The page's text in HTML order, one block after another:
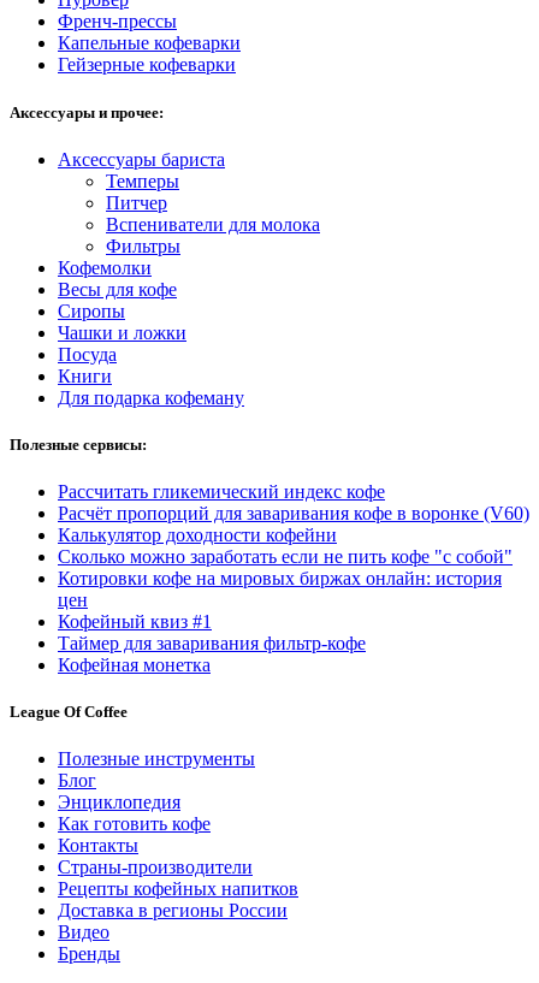
Френч-прессы
Капельные кофеварки
Гейзерные кофеварки
Аксессуары и прочее:
Аксессуары бариста
Темперы
Питчер
Вспениватели для молока
Фильтры
Кофемолки
Весы для кофе
Сиропы
Чашки и ложки
Посуда
Книги
Для подарка кофеману
Полезные сервисы:
Рассчитать гликемический индекс кофе
Расчёт пропорций для заваривания кофе в воронке (V60)
Калькулятор доходности кофейни
Сколько можно заработать если не пить кофе "с собой"
Котировки кофе на мировых биржах онлайн: история
цен
Кофейный квиз #1
Таймер для заваривания фильтр-кофе
Кофейная монетка
League Of Coffee
Полезные инструменты
Блог
Энциклопедия
Как готовить кофе
Контакты
Страны-производители
Рецепты кофейных напитков
Доставка в регионы России
Видео
Бренды